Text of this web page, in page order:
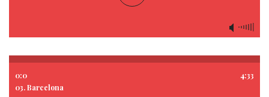
0:0
4:33
03. Barcelona